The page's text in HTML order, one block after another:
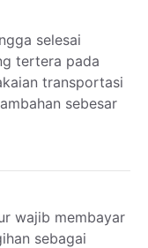
selesai
tertera pada
transportasi
sebesar
wajib membayar
sebagai